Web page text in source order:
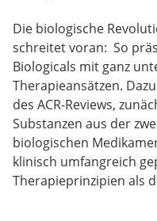
Die biologische
schreitet voran: So
Biologicals mit ganz
Therapieansätzen.
des ACR-Reviews,
Substanzen aus der
biologischen
klinisch umfangreich
Therapieprinzipien als